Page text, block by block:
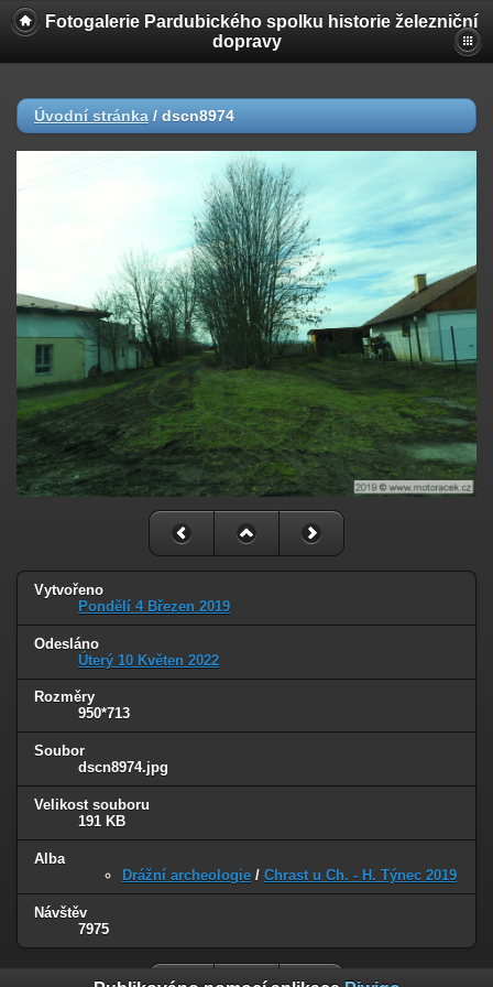
Fotogalerie Pardubického spolku historie železniční
dopravy
Úvodní stránka / dscn8974
Vytvořeno
Pondělí 4 Březen 2019
Odesláno
Úterý 10 Květen 2022
Rozměry
950*713
Soubor
dscn8974.jpg
Velikost souboru
191 KB
Alba
Drážní archeologie / Chrast u Ch. - H. Týnec 2019
Návštěv
7975